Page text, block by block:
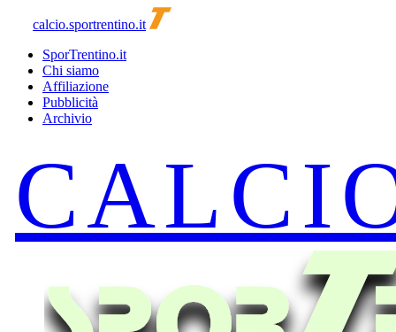
calcio.sportrentino.it
SporTrentino.it
Chi siamo
Affiliazione
Pubblicità
Archivio